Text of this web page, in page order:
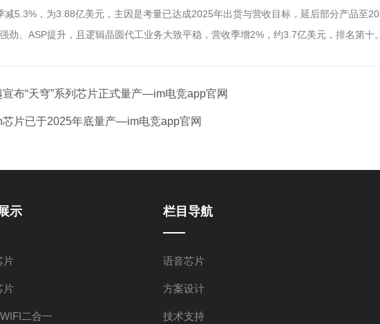
5.3%，为3.88亿美元，主因是考量已达成2025年出货与营收目标，延后部分产品至
劲、ASP提升，且逻辑晶圆代工业务大致平稳，营收季增2%，约3.7亿美元，排名第十。
布“天穹”系列芯片正式量产—im电竞app官网
片已于2025年底量产—im电竞app官网
示
片
片
二合一
栏目导航
语音芯片
方案设计
技术支持